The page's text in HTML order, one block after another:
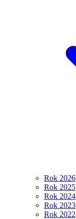
Rok 2026
Rok 2025
Rok 2024
Rok 2023
Rok 2022